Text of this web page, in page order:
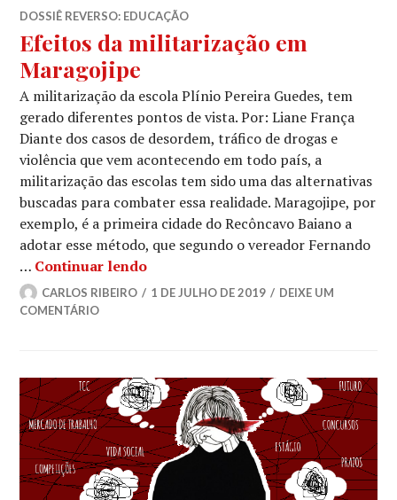
DOSSIÊ REVERSO: EDUCAÇÃO
Efeitos da militarização em
Maragojipe
A militarização da escola Plínio Pereira Guedes, tem
gerado diferentes pontos de vista. Por: Liane França
Diante dos casos de desordem, tráfico de drogas e
violência que vem acontecendo em todo país, a
militarização das escolas tem sido uma das alternativas
buscadas para combater essa realidade. Maragojipe, por
exemplo, é a primeira cidade do Recôncavo Baiano a
adotar esse método, que segundo o vereador Fernando
… Continuar lendoEfeitos da militarização em
CARLOS RIBEIRO 1 DE JULHO DE 2019
DEIXE UM
COMENTÁRIO